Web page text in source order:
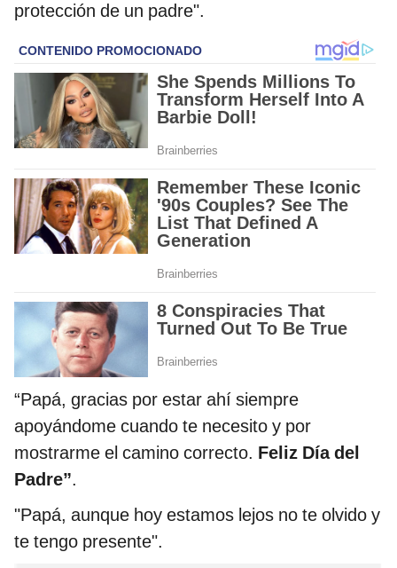
protección de un padre".
“Papá, gracias por estar ahí siempre
apoyándome cuando te necesito y por
mostrarme el camino correcto. Feliz Día del
Padre”.
"Papá, aunque hoy estamos lejos no te olvido y
te tengo presente".